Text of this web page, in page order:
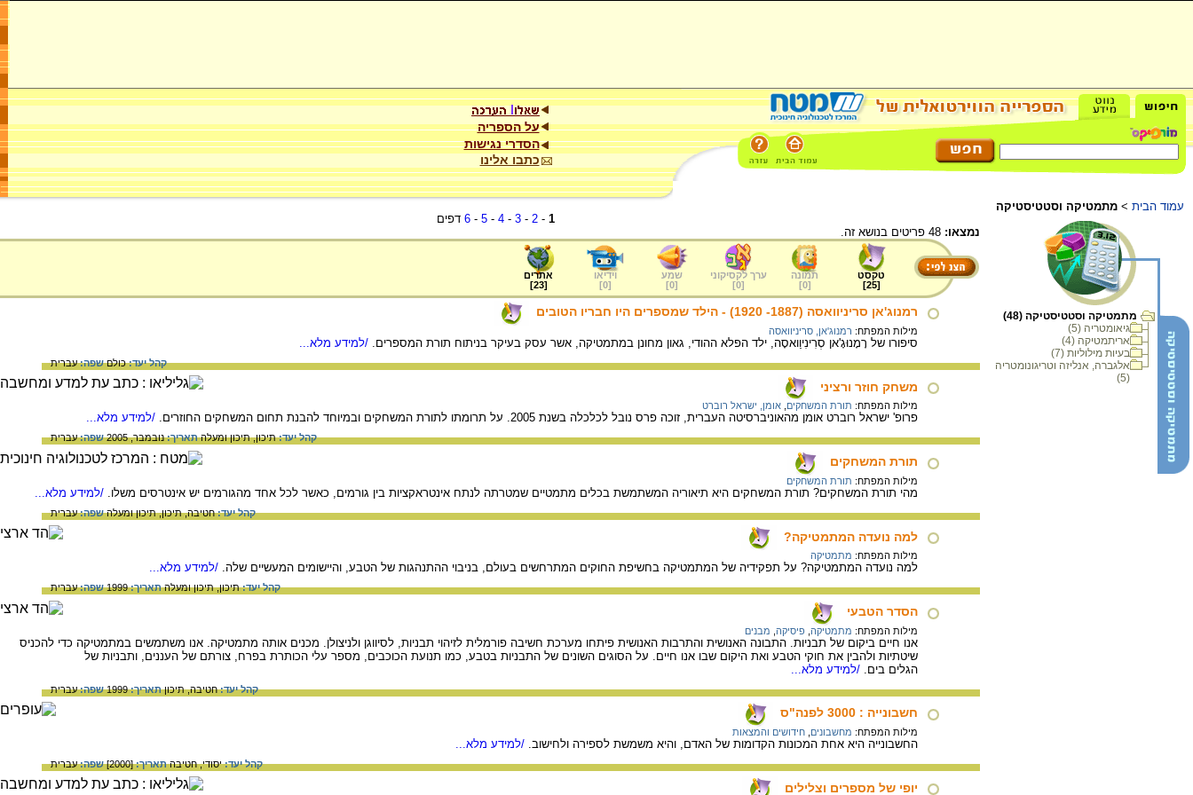
על הספריה
הסדרי נגישות
כתבו אלינו
עמוד הבית > מתמטיקה וסטטיסטיקה
מתמטיקה וסטטיסטיקה (48)
גיאומטריה (5)
אריתמטיקה (4)
בעיות מילוליות (7)
אלגברה, אנליזה וטריגונומטריה
(5)
1
-
2
-
3
-
4
-
5
-
6 דפים
נמצאו:
טקסט
[
25
]
תמונה
[
0
]
ערך לקסיקוני
[
0
]
שמע
[
0
]
וידיאו
[
0
]
אתרים
[
23
]
רמנוג'אן סריניוואסה (1887- 1920) - הילד שמספרים היו חבריו הטובים
מילות המפתח: רמנוג'אן, סריניוואסה
סיפורו של רָמָנוּגָ'אן סְרִינִיוַואסָה, ילד הפלא ההודי, גאון מחונן במתמטיקה, אשר עסק בעיקר בניתוח תורת המספרים. /למידע מלא...
קהל יעד:כולםשפה:עברית
משחק חוזר ורציני
מילות המפתח: תורת המשחקים אומן, ישראל רוברט
פרופ' ישראל רוברט אומן מהאוניברסיטה העברית, זוכה פרס נובל לכלכלה בשנת 2005. על תרומתו לתורת המשחקים ובמיוחד להבנת תחום המשחקים החוזרים. /למידע מלא...
קהל יעד:תיכון,תיכון ומעלהתאריך:נובמבר, 2005 שפה:עברית
תורת המשחקים
מילות המפתח: תורת המשחקים
מהי תורת המשחקים? תורת המשחקים היא תיאוריה המשתמשת בכלים מתמטיים שמטרתה לנתח אינטראקציות בין גורמים, כאשר לכל אחד מהגורמים יש אינטרסים משלו. /למידע מלא...
קהל יעד:חטיבה,תיכון,תיכון ומעלהשפה:עברית
למה נועדה המתמטיקה?
מילות המפתח: מתמטיקה
למה נועדה המתמטיקה? על תפקידיה של המתמטיקה בחשיפת החוקים המתרחשים בעולם, בניבוי ההתנהגות של הטבע, והיישומים המעשיים שלה. /למידע מלא...
קהל יעד:תיכון,תיכון ומעלהתאריך:1999 שפה:עברית
הסדר הטבעי
מילות המפתח: מתמטיקה פיסיקה מבנים
אנו חיים ביקום של תבניות. התבונה האנושית והתרבות האנושית פיתחו מערכת חשיבה פורמלית לזיהוי תבניות, לסיווגן ולניצולן. מכנים אותה מתמטיקה. אנו משתמשים במתמטיקה כדי להכניס
שיטתיות ולהבין את חוקי הטבע ואת היקום שבו אנו חיים. על הסוגים השונים של התבניות בטבע, כמו תנועת הכוכבים, מספר עלי הכותרת בפרח, צורתם של העננים, ותבניות של
הגלים בים. /למידע מלא...
קהל יעד:חטיבה,תיכוןתאריך:1999 שפה:עברית
חשבונייה : 3000 לפנה"ס
מילות המפתח: מחשבונים חידושים והמצאות
החשבונייה היא אחת המכונות הקדומות של האדם, והיא משמשת לספירה ולחישוב. /למידע מלא...
קהל יעד:יסודי,חטיבהתאריך:[2000] שפה:עברית
יופי של מספרים וצלילים